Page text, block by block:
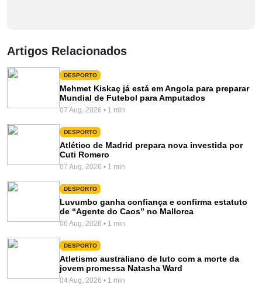
Artigos Relacionados
DESPORTO
Mehmet Kiskaç já está em Angola para preparar
Mundial de Futebol para Amputados
07 Aug, 2026 • 1 min
DESPORTO
Atlético de Madrid prepara nova investida por
Cuti Romero
07 Aug, 2026 • 1 min
DESPORTO
Luvumbo ganha confiança e confirma estatuto
de “Agente do Caos” no Mallorca
06 Aug, 2026 • 1 min
DESPORTO
Atletismo australiano de luto com a morte da
jovem promessa Natasha Ward
04 Aug, 2026 • 1 min